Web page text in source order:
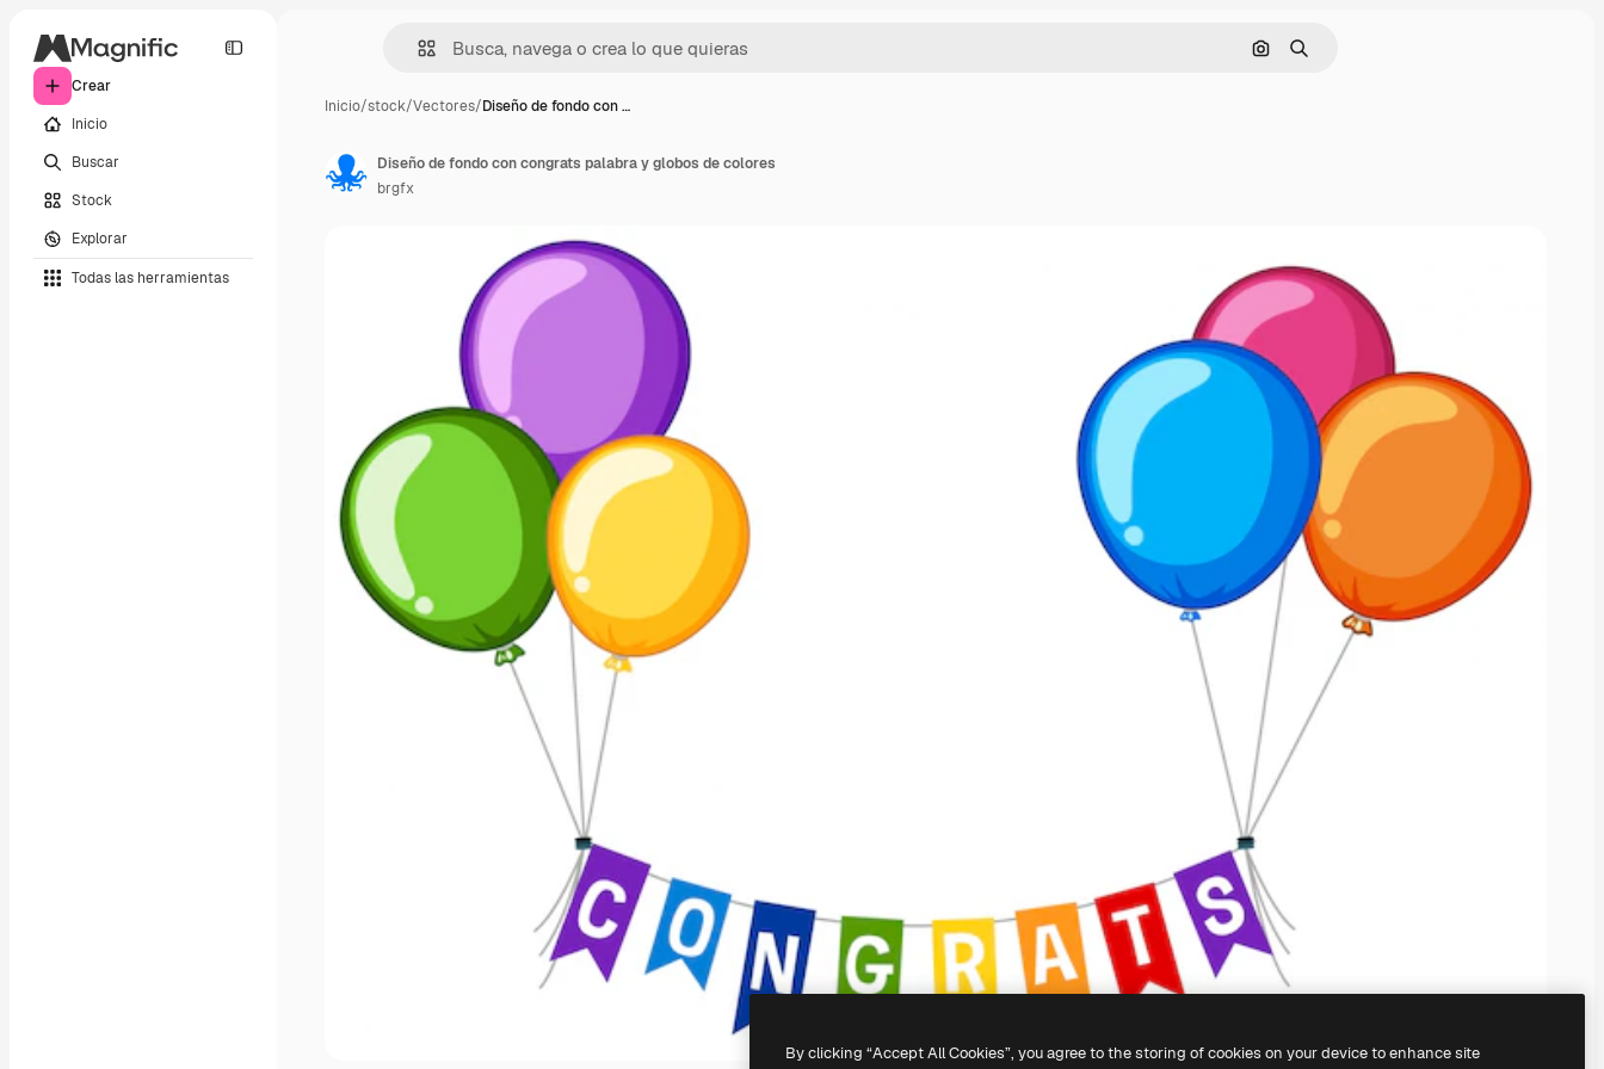
Crear
Inicio
Buscar
Stock
Explorar
Todas las herramientas
Buscar por imagen
Buscar
Inicio/stock/Vectores/Diseño de fondo con …
Diseño de fondo con congrats palabra y globos de colores
brgfx
By clicking “Accept All Cookies”, you agree to the storing of cookies on your device to enhance site